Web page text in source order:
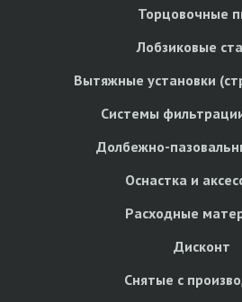
Торцовочные
Лобзиковые
Вытяжные установки
Системы
Долбежно-
Оснастка и
Расходные
Дисконт
Снятые с